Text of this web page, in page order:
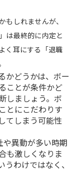
しれませんが、
は最終的に内定と
く耳にする「退職
かどうかは、ボー
ことが条件かど
しましょう。ボ
とにこだわりす
てしまう可能性
や異動が多い時期
も激しくなりま
わけではなく、